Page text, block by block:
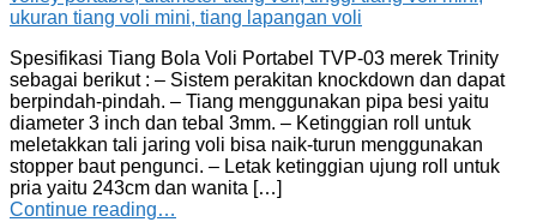
Spesifikasi Tiang Bola Voli Portabel TVP-03 merek Trinity
sebagai berikut : – Sistem perakitan knockdown dan dapat
berpindah-pindah. – Tiang menggunakan pipa besi yaitu
diameter 3 inch dan tebal 3mm. – Ketinggian roll untuk
meletakkan tali jaring voli bisa naik-turun menggunakan
stopper baut pengunci. – Letak ketinggian ujung roll untuk
pria yaitu 243cm dan wanita […]
Continue reading…